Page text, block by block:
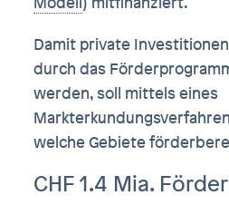
Damit private
durch das
werden, soll mittels eines
welche Gebiete
CHF 1.4 Mia.